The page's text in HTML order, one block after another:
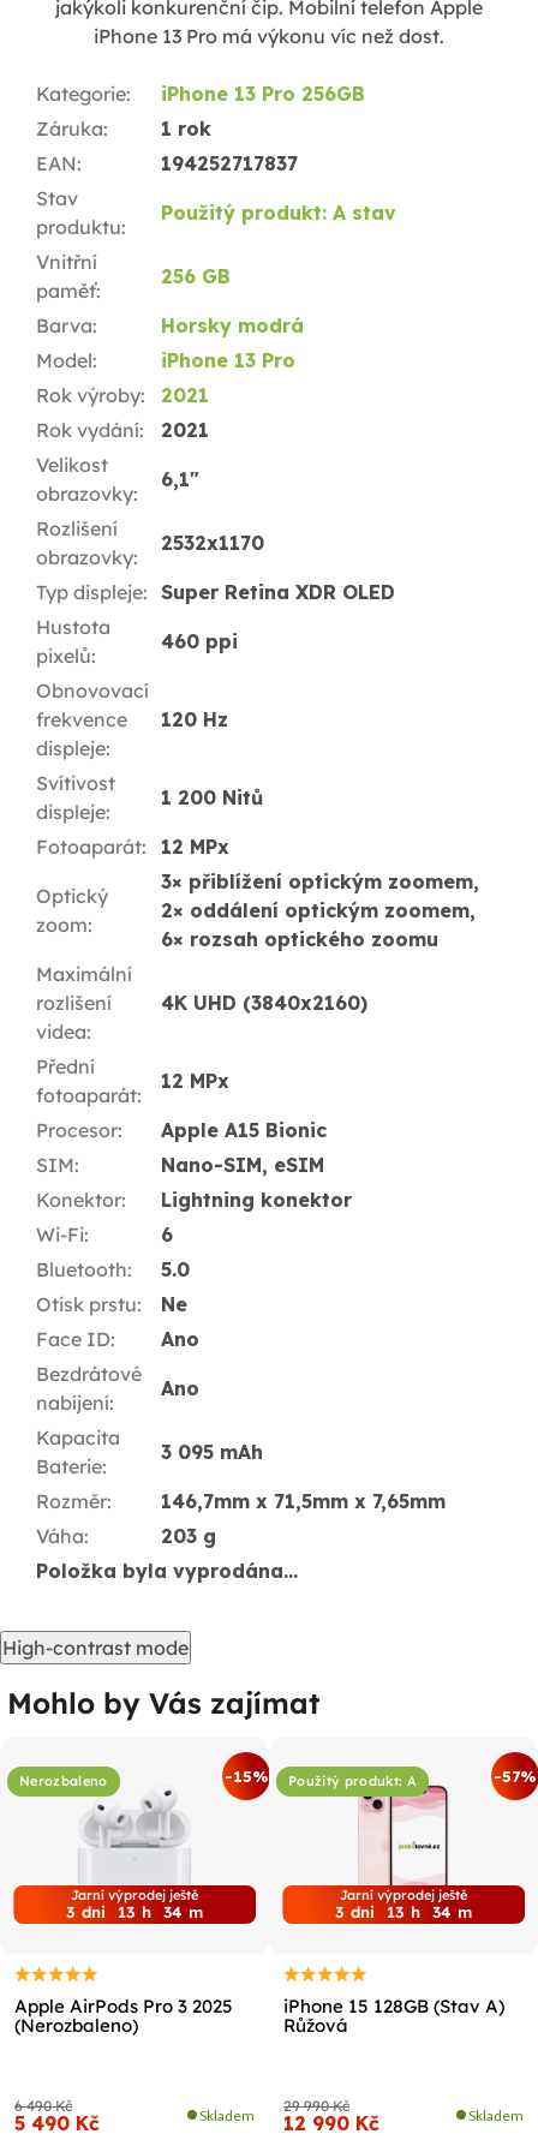
jakýkoli konkurenční čip. Mobilní telefon Apple
iPhone 13 Pro má výkonu víc než dost.
Kategorie:
iPhone 13 Pro 256GB
Záruka:
1 rok
EAN:
194252717837
Stav
produktu:
Použitý produkt: A stav
Vnitřní
paměť:
256 GB
Barva:
Horsky modrá
Model:
iPhone 13 Pro
Rok výroby:
2021
Rok vydání:
2021
Velikost
obrazovky:
6,1"
Rozlišení
obrazovky:
2532x1170
Typ displeje: Super Retina XDR OLED
Hustota
pixelů:
460 ppi
Obnovovací
frekvence
displeje:
120 Hz
Svítivost
displeje:
1 200 Nitů
Fotoaparát: 12 MPx
Optický
zoom:
3× přiblížení optickým zoomem,
2× oddálení optickým zoomem,
6× rozsah optického zoomu
Maximální
rozlišení
videa:
4K UHD (3840x2160)
Přední
fotoaparát:
12 MPx
Procesor:
Apple A15 Bionic
SIM:
Nano-SIM, eSIM
Konektor:
Lightning konektor
Wi-Fi:
6
Bluetooth:
5.0
Otisk prstu:
Ne
Face ID:
Ano
Bezdrátové
nabíjení:
Ano
Kapacita
Baterie:
3 095 mAh
Rozměr:
146,7mm x 71,5mm x 7,65mm
Váha:
203 g
Položka byla vyprodána…
High-contrast mode
Mohlo by Vás zajímat
Nerozbaleno -15%
Jarní výprodej ještě
3 dni 13 h 34 m
Apple AirPods Pro 3 2025
(Nerozbaleno)
6 490 Kč
5 490 Kč Skladem
Použitý produkt: A -57%
Jarní výprodej ještě
3 dni 13 h 34 m
iPhone 15 128GB (Stav A)
Růžová
29 990 Kč
12 990 Kč Skladem